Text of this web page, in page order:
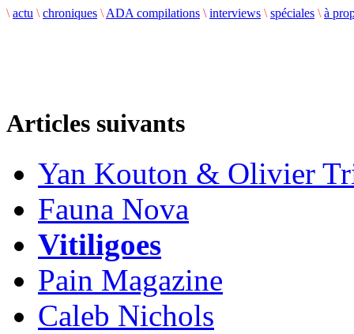
\ actu \ chroniques \ ADA compilations \ interviews \ spéciales \ à
Articles suivants
Yan Kouton & Olivier
Fauna Nova
Vitiligoes
Pain Magazine
Caleb Nichols